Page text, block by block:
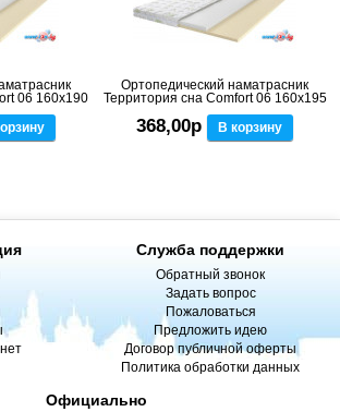
06 160x190
Ортопедический наматрасник
Территория сна Comfort 06 160x195
368,00р В корзину
Служба поддержки
Обратный звонок
Задать вопрос
Пожаловаться
Предложить идею
Договор публичной оферты
Политика обработки данных
Официально